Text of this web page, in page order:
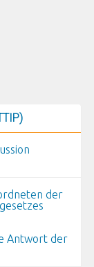
der
Antwort der